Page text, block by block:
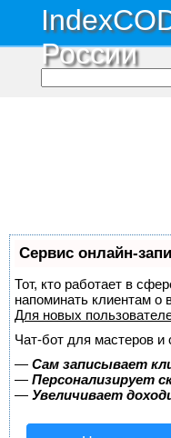
России
Сервис онлайн-
Тот, кто работает в
напоминать клиентам
Для новых
Чат-бот для мастеров и
— Сам записывает
— Персонализирует
— Увеличивает